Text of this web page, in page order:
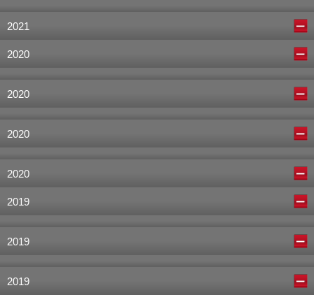
2021
2020
2020
2020
2020
2019
2019
2019